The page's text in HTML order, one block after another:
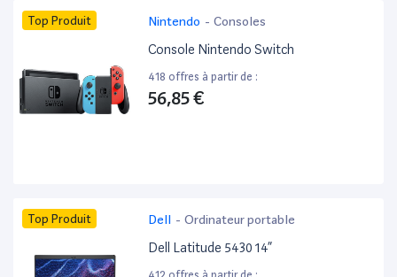
Top Produit Nintendo - Consoles
Console Nintendo Switch
418 offres à partir de :
56,85 €
Top Produit Dell - Ordinateur portable
Dell Latitude 5430 14”